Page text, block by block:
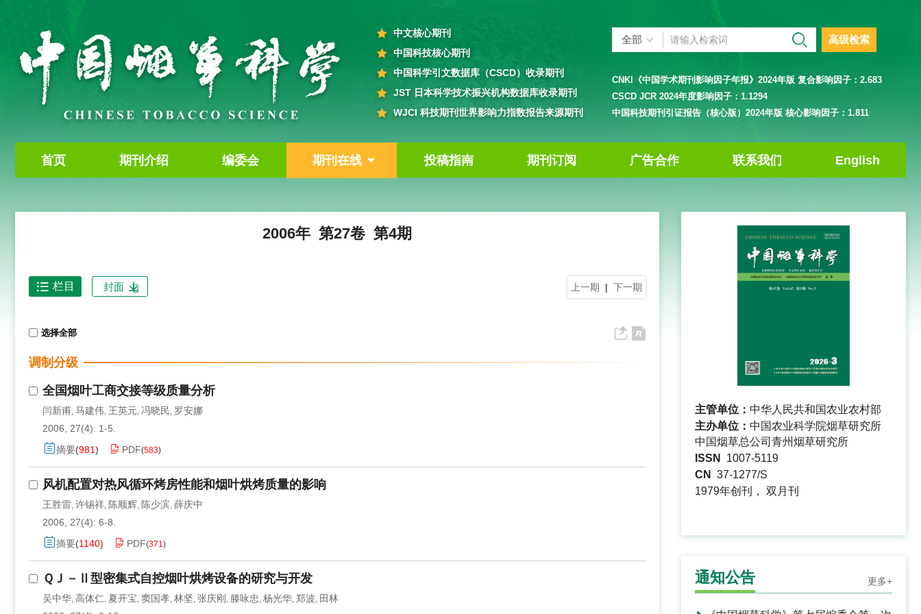
中文核心期刊
中国科技核心期刊
中国科学引文数据库（CSCD）收录期刊
JST 日本科学技术振兴机构数据库收录期刊
WJCI 科技期刊世界影响力指数报告来源期刊
高级检索
CNKI《中国学术期刊影响因子年报》2024年版 复合影响因子： 2.683
CSCD JCR 2024年度影响因子： 1.1294
中国科技期刊引证报告（核心版）2024年版 核心影响因子： 1.811
首页 期刊介绍 编委会 期刊在线 投稿指南 期刊订阅 广告合作 联系我们 English
2006年 第27卷 第4期
上一期 | 下一期
栏目 封面
选择全部
调制分级
全国烟叶工商交接等级质量分析
闫新甫, 马建伟, 王英元, 冯晓民, 罗安娜
2006, 27(4): 1-5.
摘要(981) PDF(583)
风机配置对热风循环烤房性能和烟叶烘烤质量的影响
王胜雷, 许锡祥, 陈顺辉, 陈少滨, 薛庆中
2006, 27(4): 6-8.
摘要(1140) PDF(371)
ＱＪ－Ⅱ型密集式自控烟叶烘烤设备的研究与开发
吴中华, 高体仁, 夏开宝, 窦国孝, 林坚, 张庆刚 , 滕咏忠 , 杨光华, 郑波, 田林
主管单位： 中华人民共和国农业农村部
主办单位： 中国农业科学院烟草研究所
中国烟草总公司青州烟草研究所
ISSN
1007-5119
CN
37-1277/S
1979年创刊， 双月刊
通知公告 更多+